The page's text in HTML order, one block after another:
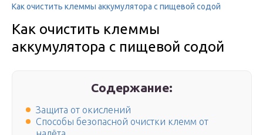
Как очистить клеммы аккумулятора с пищевой содой
Как очистить клеммы
аккумулятора с пищевой содой
Содержание:
Защита от окислений
Способы безопасной очистки клемм от